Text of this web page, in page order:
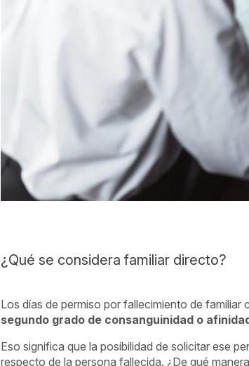
¿Qué se considera familiar directo?
Los días de permiso por fallecimiento de
segundo grado de consanguinidad o
Eso significa que la posibilidad de solicitar ese
respecto de la persona fallecida. ¿De qué